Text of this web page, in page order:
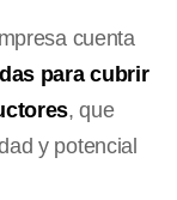
cuenta
para cubrir
, que
y potencial